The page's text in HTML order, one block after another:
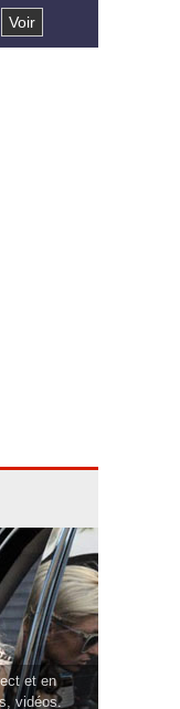
et en
vidéos.